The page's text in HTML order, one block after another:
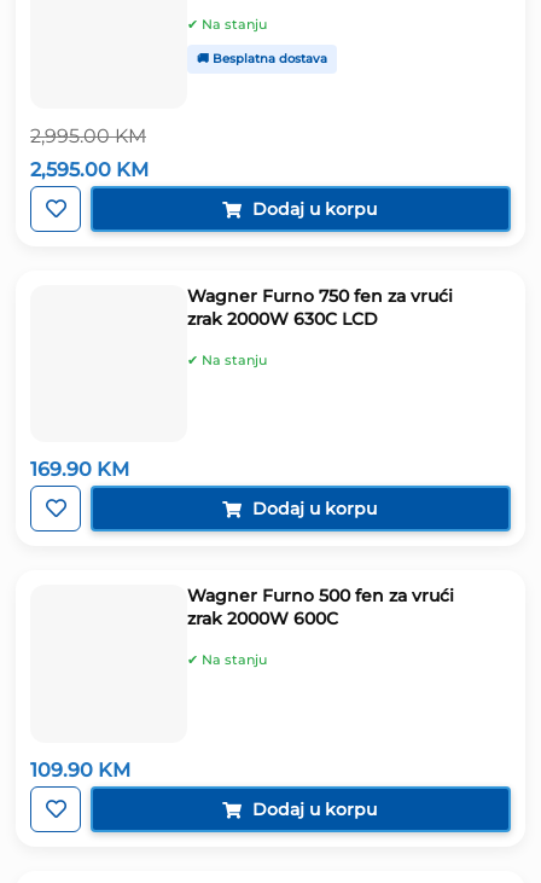
2,995.00KM
Izvorna
cijena
bila
je:
2,595.00 KM
cijena
2,595.00 KM.
✔ Na stanju
🚚 Besplatna dostava
Dodaj u korpu
169.90 KM
Wagner Furno 750 fen za vrući
zrak 2000W 630C LCD
✔ Na stanju
Dodaj u korpu
109.90 KM
Wagner Furno 500 fen za vrući
zrak 2000W 600C
✔ Na stanju
Dodaj u korpu